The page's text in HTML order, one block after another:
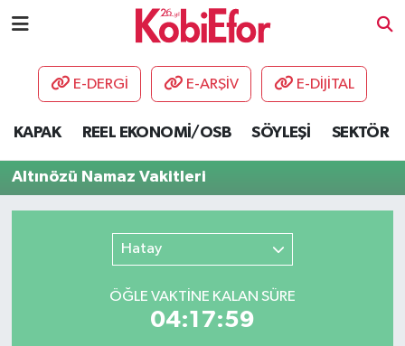
E-DERGİ E-ARŞİV E-DİJİTAL
KAPAK REEL EKONOMİ/OSB SÖYLEŞİ SEKTÖR
Altınözü Namaz Vakitleri
Hatay
ÖĞLE VAKTİNE KALAN SÜRE
04:17:59
AKADEMİ
DESTEK-TEŞVİK
HABERLER